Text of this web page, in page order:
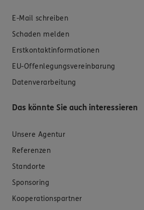
E-Mail schreiben
Schaden melden
Erstkontaktinformationen
EU-Offenlegungsvereinbarung
Datenverarbeitung
Das könnte Sie auch interessieren
Unsere Agentur
Referenzen
Standorte
Sponsoring
Kooperationspartner